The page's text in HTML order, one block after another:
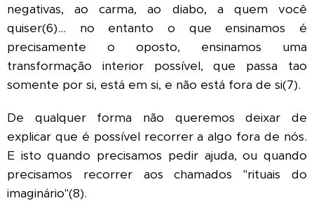
negativas, ao carma, ao diabo, a quem você
quiser(6)... no entanto o que ensinamos é
precisamente o oposto, ensinamos uma
transformação interior possível, que passa tao
somente por si, está em si, e não está fora de si(7).
De qualquer forma não queremos deixar de
explicar que é possível recorrer a algo fora de nós.
E isto quando precisamos pedir ajuda, ou quando
precisamos recorrer aos chamados "rituais do
imaginário"(8).